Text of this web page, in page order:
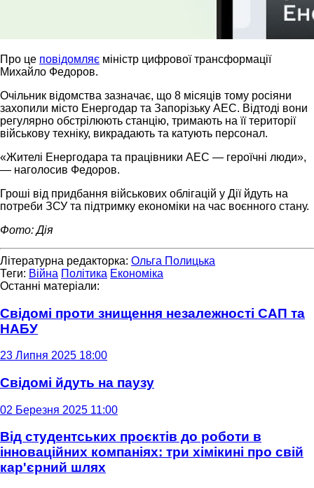
Про це повідомляє міністр цифрової трансформації
Михайло Федоров.
Очільник відомства зазначає, що 8 місяців тому росіяни
захопили місто Енергодар та Запорізьку АЕС. Відтоді вони
регулярно обстрілюють станцію, тримають на її території
військову техніку, викрадають та катують персонал.
«Жителі Енергодара та працівники АЕС — героїчні люди»,
— наголосив Федоров.
Гроші від придбання військових облігацій у Дії йдуть на
потреби ЗСУ та підтримку економіки на час воєнного стану.
Фото: Дія
Літературна редакторка: Ольга Полицька
Теги: Війна Політика Економіка
Останні матеріали:
Свідомі проти знищення незалежності САП та
НАБУ
23 Липня 2025 18:00
Свідомі йдуть на паузу
02 Березня 2025 11:00
Від студентських проєктів до роботи в
інноваційних компаніях: три хімікині про свій
кар'єрний шлях